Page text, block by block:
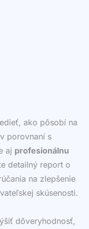
ako pôsobí na
porovnaní s
aj profesionálnu
detailný report o
na zlepšenie
skúsenosti.
dôveryhodnosť,